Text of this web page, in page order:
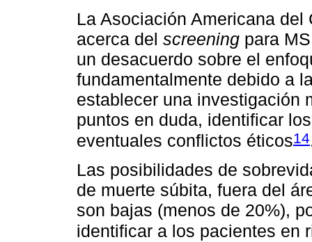
La Asociación Americana
acerca del screening para
un desacuerdo sobre el
fundamentalmente debido a
establecer una investigación
puntos en duda, identificar
eventuales conflictos éticos14
Las posibilidades de
de muerte súbita, fuera del
son bajas (menos de 20%),
identificar a los pacientes en